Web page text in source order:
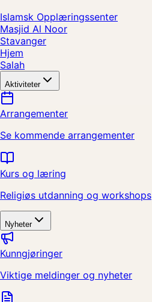
Islamsk Opplæringssenter
Masjid Al Noor
Stavanger
Hjem
Salah
Aktiviteter
Arrangementer
Se kommende arrangementer
Kurs og læring
Religiøs utdanning og workshops
Nyheter
Kunngjøringer
Viktige meldinger og nyheter